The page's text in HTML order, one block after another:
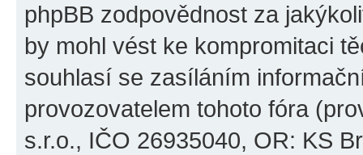
phpBB zodpovědnost za
by mohl vést ke kompromitaci
souhlasí se zasíláním
provozovatelem tohoto fóra
s.r.o., IČO 26935040, OR: KS